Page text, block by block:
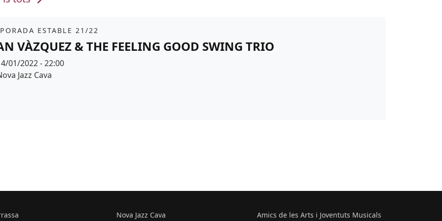
ESTABLE 21/22
VÀZQUEZ & THE FEELING GOOD SWING TRIO
01/2022 - 22:00
Jazz Cava
Nova Jazz Cava Amics de les Arts i Joventuts Musicals